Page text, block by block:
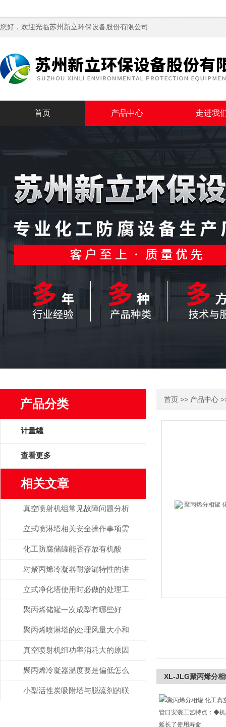
您好，欢迎光临苏州新立环保设备股份有限公司
首页 产品中心 走进我
产品分类
计量罐
查看更多
相关文章
真空喷射机组常见故障问题分析
立式喷淋塔相关安全操作事项需
谨记！
化工防腐储罐能否存放有机酸
呢？
对聚丙烯冷凝器耐渗漏特性的讲
解
立式净化塔使用时必做的处理工
作有哪些？
聚丙烯储罐一次成型有哪些好
处？
聚丙烯喷淋塔的处理风量大小和
什么有关？
真空喷射机组功率消耗大的原因
解析
聚丙烯冷凝器温度要是偏低怎么
排除？
小型活性炭吸附塔与脱硫剂的联
首页 >> 产品中心
XL-JLG聚丙烯分
管口安装工艺特点：◆
延长了使用寿命